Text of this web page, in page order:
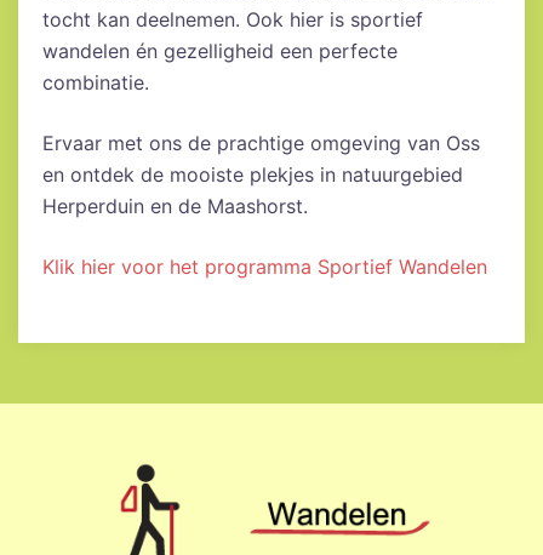
tocht kan deelnemen. Ook hier is sportief
wandelen én gezelligheid een perfecte
combinatie.
Ervaar met ons de prachtige omgeving van Oss
en ontdek de mooiste plekjes in natuurgebied
Herperduin en de Maashorst.
Klik hier voor het programma Sportief Wandelen